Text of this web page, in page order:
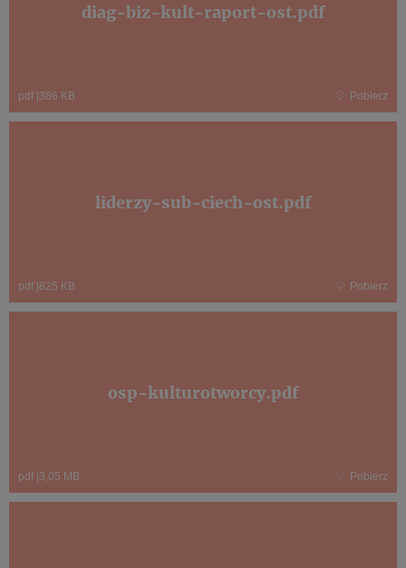
diag-biz-kult-raport-ost.pdf
pdf 386 KB Pobierz
liderzy-sub-ciech-ost.pdf
pdf 825 KB Pobierz
osp-kulturotworcy.pdf
pdf 3,05 MB Pobierz